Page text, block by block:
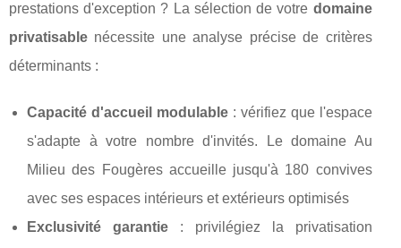
prestations d'exception ? La sélection de votre domaine
privatisable nécessite une analyse précise de critères
déterminants :
Capacité d'accueil modulable: vérifiez que l'espace
s'adapte à votre nombre d'invités. Le domaine Au
Milieu des Fougères accueille jusqu'à 180 convives
avec ses espaces intérieurs et extérieurs optimisés
Exclusivité garantie: privilégiez la privatisation